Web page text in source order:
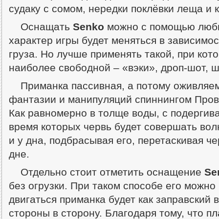
судаку с сомом, нередки поклёвки леща и
Оснащать Senko можно с помощью
характер игры будет меняться в
груза. Но лучше применять такой, при
наиболее свободной – «вэки», дроп-шот,
Приманка пассивная, а потому
фантазии и манипуляций спиннингом
Как равномерно в толще воды, с
время которых червь будет совершать
и у дна, подбрасывая его, перетаскивая
дне.
Отдельно стоит отметить оснащение
без огрузки. При таком способе его
двигаться приманка будет как
стороны в сторону. Благодаря тому, что